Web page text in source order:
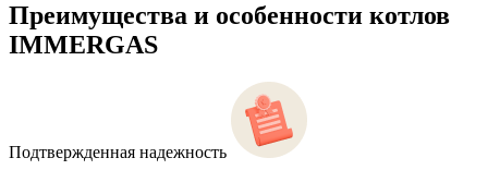
Преимущества и особенности котлов
IMMERGAS
Подтвержденная надежность